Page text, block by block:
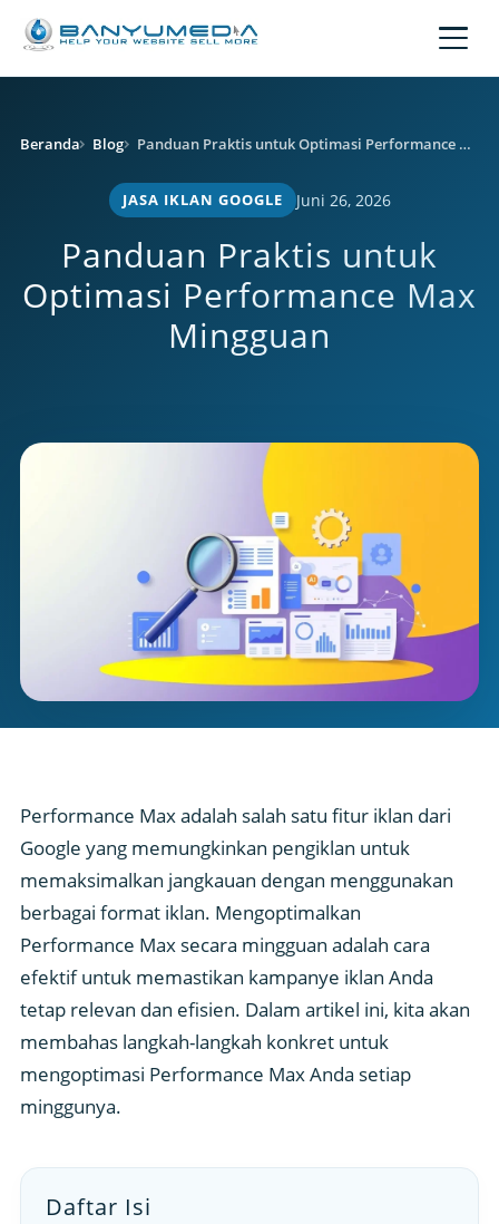
Beranda Blog Panduan Praktis untuk Optimasi Performance Max Mingguan
JASA IKLAN GOOGLE Juni 26, 2026
Panduan Praktis untuk
Optimasi Performance Max
Mingguan
Performance Max adalah salah satu fitur iklan dari
Google yang memungkinkan pengiklan untuk
memaksimalkan jangkauan dengan menggunakan
berbagai format iklan. Mengoptimalkan
Performance Max secara mingguan adalah cara
efektif untuk memastikan kampanye iklan Anda
tetap relevan dan efisien. Dalam artikel ini, kita akan
membahas langkah-langkah konkret untuk
mengoptimasi Performance Max Anda setiap
minggunya.
Daftar Isi